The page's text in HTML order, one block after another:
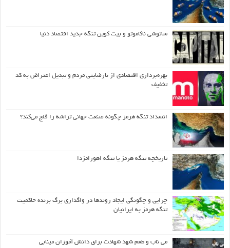
ساتوشی ناکاموتو و بیت کوین تنگه جدید اقتصاد دنیا
بهره‌برداری اقتصادی از نارضایتی مردم و تبدیل اعتراض به کد
تخفیف
انسداد تنگه هرمز چگونه صنعت جهانی تراشه را فلج می‌کند؟
تاریخچه تنگه هرمز یا تنگه اهورامزدا
چرایی و چگونگی ایجاد روندها در واگذاری برگ برنده حاکمیت
تنگه هرمز به ایرانیان
می ناب و طعم شهد شهادت برای دانش آموزان مینابی